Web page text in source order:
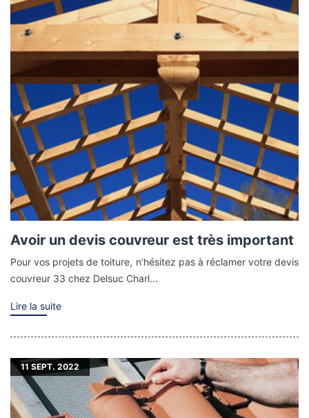
Avoir un devis couvreur est très important
Pour vos projets de toiture, n’hésitez pas à réclamer votre devis
couvreur 33 chez Delsuc Charl...
Lire la suite
11 SEPT. 2022